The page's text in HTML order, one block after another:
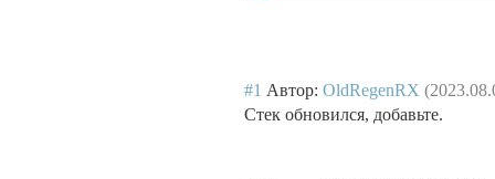
#1 Автор: OldRegenRX
Стек обновился, добавьте.